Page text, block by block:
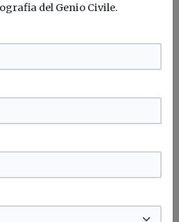
2017 dal 19
2017 al 31 marzo 2018...
del Genio Civile.